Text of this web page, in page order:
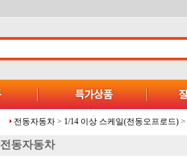
전동자동차 > 1/14 이상 스케일(전동오프로드) >
전동자동차